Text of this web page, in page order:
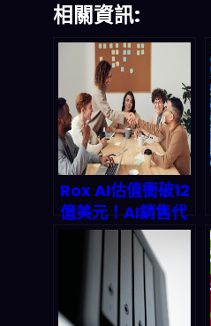
相關資訊:
Rox AI估值衝破12
億美元！AI銷售代
理如何在2026年
讓銷售團隊省下
90%時間並重塑兆
美元市場？